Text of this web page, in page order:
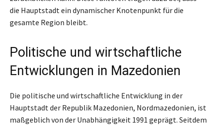
die Hauptstadt ein dynamischer Knotenpunkt für die
gesamte Region bleibt.
Politische und wirtschaftliche
Entwicklungen in Mazedonien
Die politische und wirtschaftliche Entwicklung in der
Hauptstadt der Republik Mazedonien, Nordmazedonien, ist
maßgeblich von der Unabhängigkeit 1991 geprägt. Seitdem